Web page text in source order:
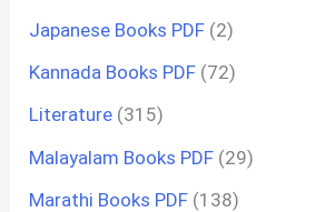
Japanese Books PDF (2)
Kannada Books PDF (72)
Literature (315)
Malayalam Books PDF (29)
Marathi Books PDF (138)